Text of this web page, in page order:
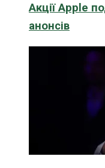
Акції Apple
анонсів